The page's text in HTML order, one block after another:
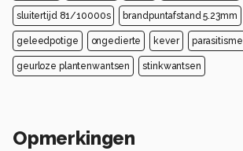
sluitertijd 81/10000s brandpuntafstand 5.23mm
geleedpotige ongedierte kever parasitisme
geurloze plantenwantsen stinkwantsen
Opmerkingen